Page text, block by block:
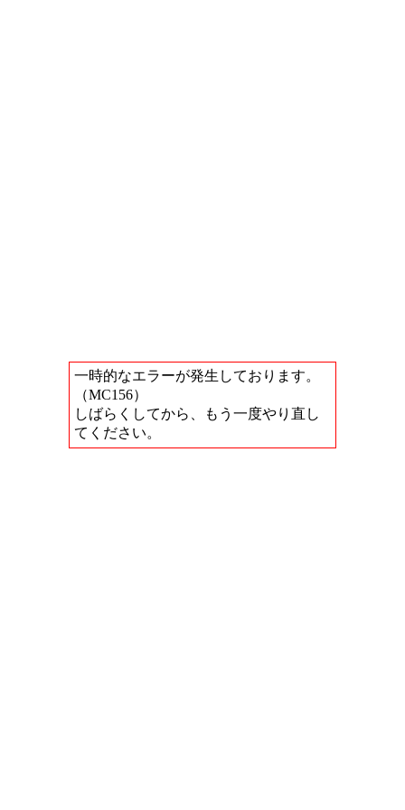
一時的なエラーが発生しております。
（MC156）
しばらくしてから、もう一度やり直し
てください。